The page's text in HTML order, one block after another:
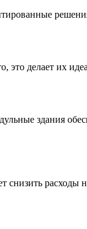
это делает их
здания
снизить расходы